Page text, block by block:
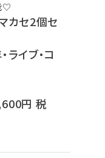
♡
カセ2個セ
イブ・コ
円 税